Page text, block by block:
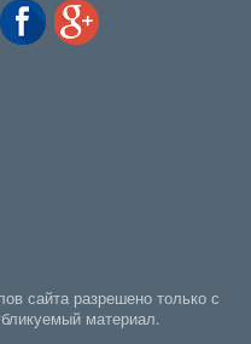
сайта разрешено только с
материал.